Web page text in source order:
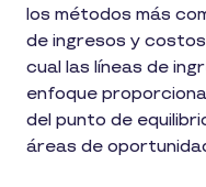
los métodos más
de ingresos y
cual las líneas de
enfoque
del punto de
áreas de